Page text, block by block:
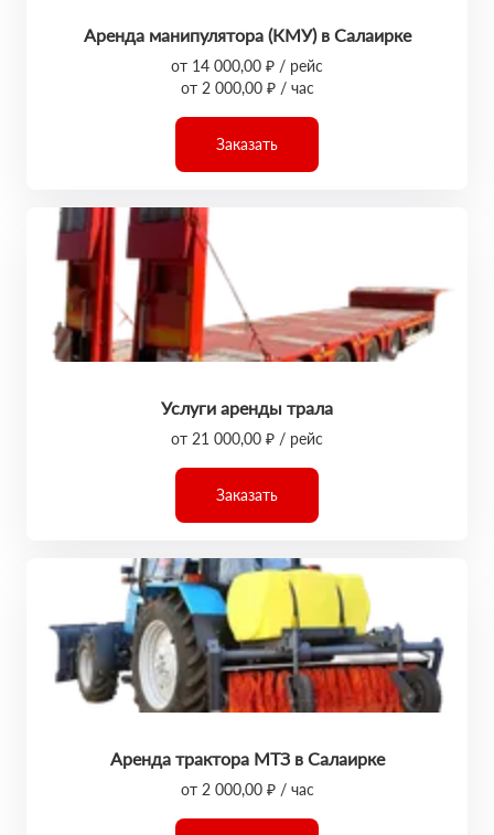
Аренда манипулятора (КМУ) в Салаирке
от 14 000,00 ₽ / рейс
от 2 000,00 ₽ / час
Заказать
Услуги аренды трала
от 21 000,00 ₽ / рейс
Заказать
Аренда трактора МТЗ в Салаирке
от 2 000,00 ₽ / час